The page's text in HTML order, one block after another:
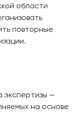
области
повторные
экспертизы —
на основе